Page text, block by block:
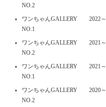
NO.2
ワンちゃんGALLERY 2022～
NO.1
ワンちゃんGALLERY 2021～
NO.2
ワンちゃんGALLERY 2021～
NO.1
ワンちゃんGALLERY 2020～
NO.2